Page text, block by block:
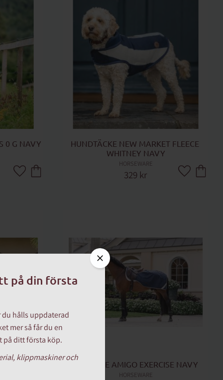
0 G NAVY
Lägg till i favoriter
HUNDTÄCKE NEW MARKET FLEECE
WHITNEY NAVY
HORSEWARE
329 kr Lägg till i
550 G
RIDTÄCKE AMIGO EXERCISE NAVY
HORSEWARE
på din första
hålls uppdaterad
mer så får du en
på ditt första köp.
klippmaskiner och